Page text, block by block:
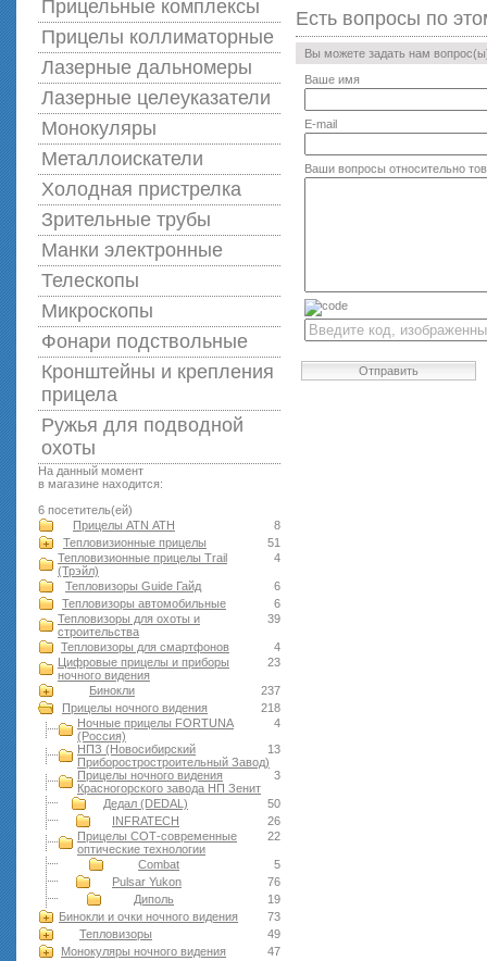
Прицельные комплексы
Прицелы коллиматорные
Лазерные дальномеры
Лазерные целеуказатели
Монокуляры
Металлоискатели
Холодная пристрелка
Зрительные трубы
Манки электронные
Телескопы
Микроскопы
Фонари подствольные
Кронштейны и крепления
прицела
Ружья для подводной
оxоты
На данный момент
в магазине находится:
6 посетитель(ей)
8
Прицелы ATN АТН
51
Тепловизионные прицелы
4
Тепловизионные прицелы Trail
(Трэйл)
6
Тепловизоры Guide Гайд
6
Тепловизоры автомобильные
39
Тепловизоры для охоты и
строительства
4
Тепловизоры для смартфонов
23
Цифровые прицелы и приборы
ночного видения
237
Бинокли
218
Прицелы ночного видения
4
Ночные прицелы FORTUNA
(Россия)
13
НПЗ (Новосибирский
Приборостростроительный Завод)
3
Прицелы ночного видения
Красногорского завода НП Зенит
50
Дедал (DEDAL)
26
INFRATECH
22
Прицелы СОТ-современные
оптические технологии
5
Combat
76
Pulsar Yukon
19
Диполь
73
Бинокли и очки ночного видения
49
Тепловизоры
47
Монокуляры ночного видения
Есть вопросы по
Вы можете задать нам
Ваше имя
E-mail
Ваши вопросы относительно
Отправить